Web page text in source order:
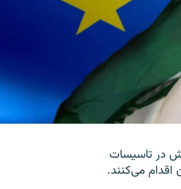
در تاسیسات
اقدام می‌کنند.